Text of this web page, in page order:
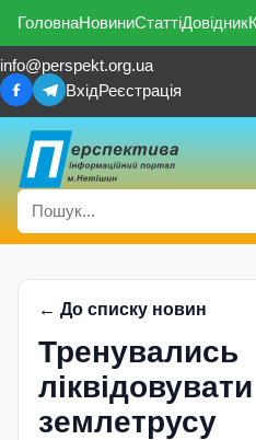
ГоловнаНовиниСтаттіДовідник
info@perspekt.org.ua
ВхідРеєстрація
← До списку новин
Тренувались
землетрусу